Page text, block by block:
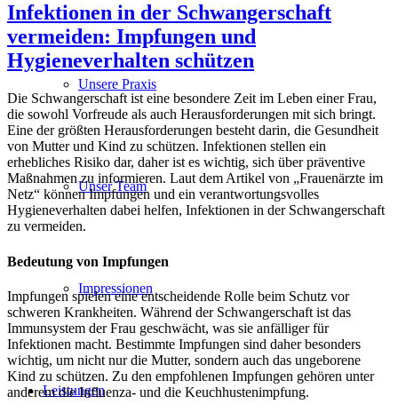
Unsere Praxis
Unser Team
Impressionen
Leistungen
Infektionen in der Schwangerschaft
vermeiden: Impfungen und
Hygieneverhalten schützen
Die Schwangerschaft ist eine besondere Zeit im Leben einer Frau,
die sowohl Vorfreude als auch Herausforderungen mit sich bringt.
Eine der größten Herausforderungen besteht darin, die Gesundheit
von Mutter und Kind zu schützen. Infektionen stellen ein
erhebliches Risiko dar, daher ist es wichtig, sich über präventive
Maßnahmen zu informieren. Laut dem Artikel von „Frauenärzte im
Netz“ können Impfungen und ein verantwortungsvolles
Hygieneverhalten dabei helfen, Infektionen in der Schwangerschaft
zu vermeiden.
Bedeutung von Impfungen
Impfungen spielen eine entscheidende Rolle beim Schutz vor
schweren Krankheiten. Während der Schwangerschaft ist das
Immunsystem der Frau geschwächt, was sie anfälliger für
Infektionen macht. Bestimmte Impfungen sind daher besonders
wichtig, um nicht nur die Mutter, sondern auch das ungeborene
Kind zu schützen. Zu den empfohlenen Impfungen gehören unter
anderem die Influenza- und die Keuchhustenimpfung.